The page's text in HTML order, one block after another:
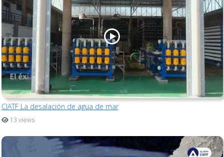
CIATF La desalación de agua de mar
13 views